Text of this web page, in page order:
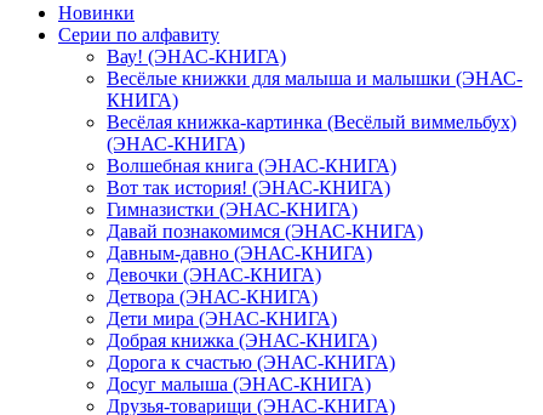
Новинки
Серии по алфавиту
Вау! (ЭНАС-КНИГА)
Весёлые книжки для малыша и малышки (ЭНАС-
КНИГА)
Весёлая книжка-картинка (Весёлый виммельбух)
(ЭНАС-КНИГА)
Волшебная книга (ЭНАС-КНИГА)
Вот так история! (ЭНАС-КНИГА)
Гимназистки (ЭНАС-КНИГА)
Давай познакомимся (ЭНАС-КНИГА)
Давным-давно (ЭНАС-КНИГА)
Девочки (ЭНАС-КНИГА)
Детвора (ЭНАС-КНИГА)
Дети мира (ЭНАС-КНИГА)
Добрая книжка (ЭНАС-КНИГА)
Дорога к счастью (ЭНАС-КНИГА)
Досуг малыша (ЭНАС-КНИГА)
Друзья-товарищи (ЭНАС-КНИГА)